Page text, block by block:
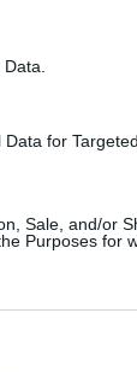
for Targeted
Sale, and/or
Purposes for
μπάντα.»